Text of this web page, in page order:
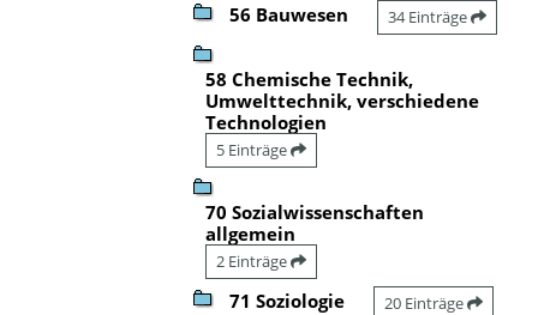
56 Bauwesen 34 Einträge
58 Chemische Technik,
Umwelttechnik, verschiedene
Technologien
5 Einträge
70 Sozialwissenschaften
allgemein
2 Einträge
71 Soziologie 20 Einträge